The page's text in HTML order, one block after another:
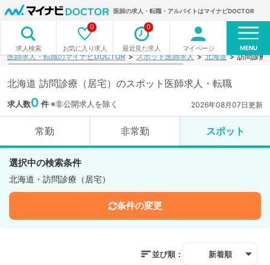
医師の求人・転職・アルバイトはマイナビDOCTOR
求人検索 お気に入り求人
0
最近見た求人
0
マイページ MENU
医師求人・転職のマイナビDOCTOR スポット医師求人 北海道 訪問診療
北海道 訪問診療（居宅）のスポット医師求人・転職
求人数0 件※非公開求人を除く 2026年08月07日更新
常勤 非常勤 スポット
選択中の検索条件
北海道・訪問診療（居宅）
条件の変更
並び順： 新着順